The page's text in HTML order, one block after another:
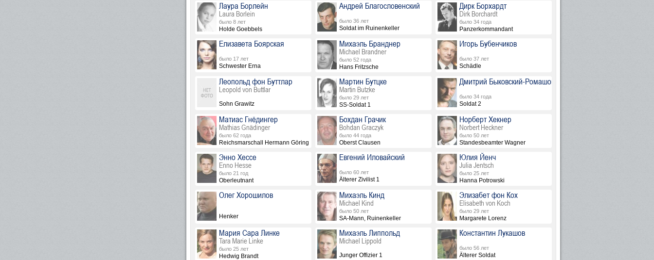
Лаура Борлейн
Laura Borlein
было 8 лет
Holde Goebbels
Андрей Благословенский
было 36 лет
Soldat im Ruinenkeller
Дирк Борхардт
Dirk Borchardt
было 34 года
Panzerkommandant
Елизавета Боярская
было 17 лет
Schwester Erna
Михаэль Бранднер
Michael Brandner
было 52 года
Hans Fritzsche
Игорь Бубенчиков
было 37 лет
Schädle
Леопольд фон Буттлар
Leopold von Buttlar
Sohn Grawitz
Мартин Бутцке
Martin Butzke
было 29 лет
SS-Soldat 1
Дмитрий Быковский-Ромашов
было 34 года
Soldat 2
Матиас Гнёдингер
Mathias Gnädinger
было 62 года
Reichsmarschall Hermann Göring
Бохдан Грачик
Bohdan Graczyk
было 44 года
Oberst Clausen
Норберт Хекнер
Norbert Heckner
было 50 лет
Standesbeamter Wagner
Энно Хессе
Enno Hesse
было 21 год
Oberleutnant
Евгений Иловайский
было 60 лет
Älterer Zivilist 1
Юлия Йенч
Julia Jentsch
было 25 лет
Hanna Potrowski
Олег Хорошилов
Henker
Михаэль Кинд
Michael Kind
было 50 лет
SA-Mann, Ruinenkeller
Элизабет фон Кох
Elisabeth von Koch
было 29 лет
Margarete Lorenz
Мария Сара Линке
Tara Marie Linke
было 25 лет
Hedwig Brandt
Михаэль Липпольд
Michael Lippold
Junger Offizier 1
Константин Лукашов
было 56 лет
Älterer Soldat